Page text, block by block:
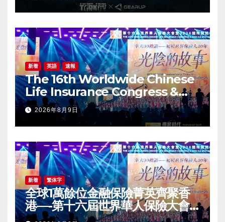
新着 英語 速報
The 16th Worldwide Chinese
Life Insurance Congress &
2026 International Dragon
Award (IDA) Annual
Conference Grandly Held
2026年8月9日
新着 繁体字
全球1萬餘位金融保險菁英齊聚香
港—-第十六屆世界華人保險大會
暨2026國際龍獎IDA年會盛大舉